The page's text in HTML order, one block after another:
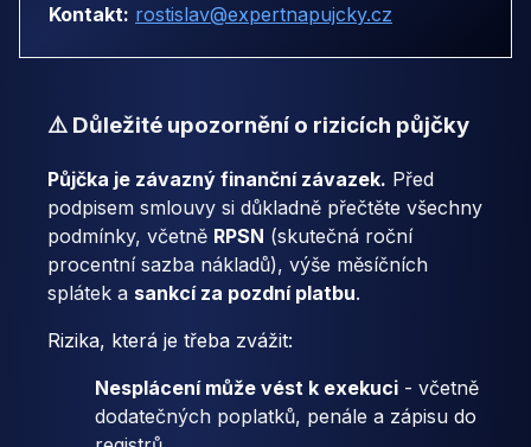
Kontakt: rostislav@expertnapujcky.cz
⚠️ Důležité upozornění o rizicích půjčky
Půjčka je závazný finanční závazek. Před
podpisem smlouvy si důkladně přečtěte všechny
podmínky, včetně RPSN (skutečná roční
procentní sazba nákladů), výše měsíčních
splátek a sankcí za pozdní platbu.
Rizika, která je třeba zvážit:
Nesplácení může vést k exekuci - včetně
dodatečných poplatků, penále a zápisu do